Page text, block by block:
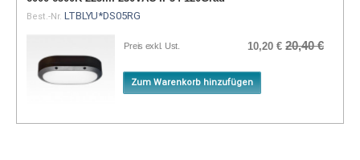
Best.-Nr. LTBLYU*DS05RG
Preis exkl. Ust. 10,20 € 20,40 €
Zum Warenkorb hinzufügen